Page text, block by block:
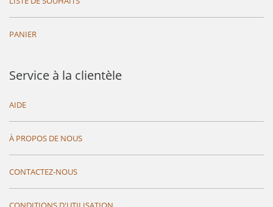
PANIER
Service à la clientèle
AIDE
À PROPOS DE NOUS
CONTACTEZ-NOUS